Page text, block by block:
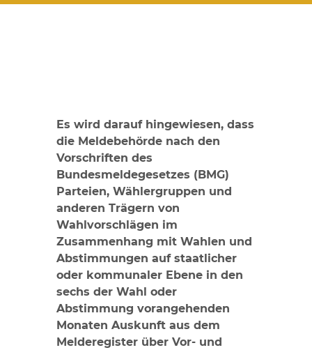
Es wird darauf hingewiesen, dass
die Meldebehörde nach den
Vorschriften des
Bundesmeldegesetzes (BMG)
Parteien, Wählergruppen und
anderen Trägern von
Wahlvorschlägen im
Zusammenhang mit Wahlen und
Abstimmungen auf staatlicher
oder kommunaler Ebene in den
sechs der Wahl oder
Abstimmung vorangehenden
Monaten Auskunft aus dem
Melderegister über Vor- und